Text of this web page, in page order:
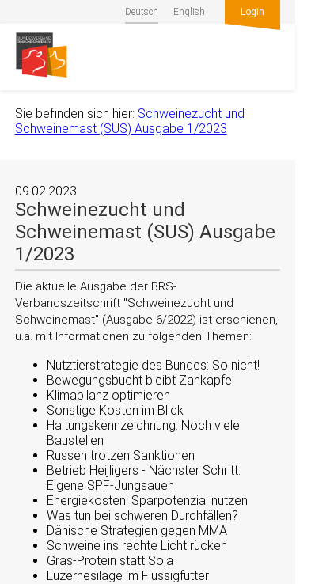
Deutsch English Login
Sie befinden sich hier: Schweinezucht und
Schweinemast (SUS) Ausgabe 1/2023
09.02.2023
Schweinezucht und
Schweinemast (SUS) Ausgabe
1/2023
Die aktuelle Ausgabe der BRS-
Verbandszeitschrift Schweinezucht und
Schweinemast (Ausgabe 6/2022) ist erschienen,
u.a. mit Informationen zu folgenden Themen:
Nutztierstrategie des Bundes: So nicht!
Bewegungsbucht bleibt Zankapfel
Klimabilanz optimieren
Sonstige Kosten im Blick
Haltungskennzeichnung: Noch viele
Baustellen
Russen trotzen Sanktionen
Betrieb Heijligers - Nächster Schritt:
Eigene SPF-Jungsauen
Energiekosten: Sparpotenzial nutzen
Was tun bei schweren Durchfällen?
Dänische Strategien gegen MMA
Schweine ins rechte Licht rücken
Gras-Protein statt Soja
Luzernesilage im Flüssigfutter